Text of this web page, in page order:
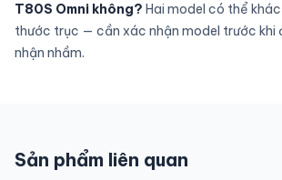
T80S Omni không? Hai model có thể
thước trục — cần xác nhận model trước khi
nhận nhầm.
Sản phẩm liên quan